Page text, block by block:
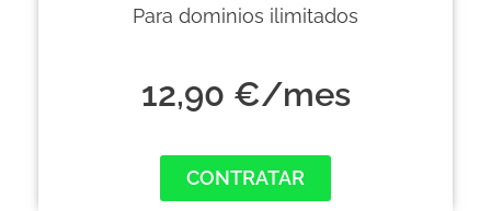
Para dominios ilimitados
12,90 €/mes
CONTRATAR